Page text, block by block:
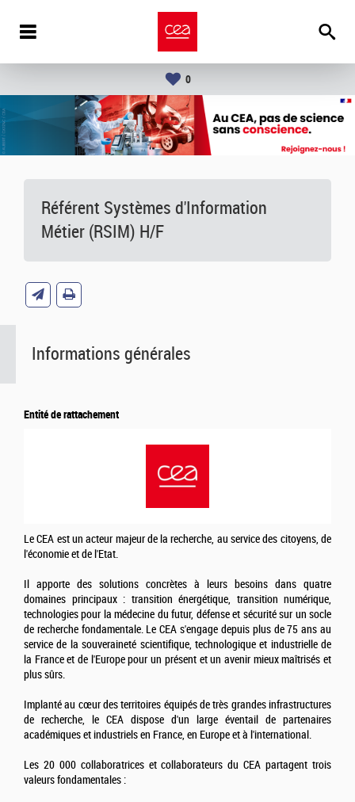
0
Référent Systèmes d'Information
Métier (RSIM) H/F
Informations générales
Entité de rattachement
Le CEA est un acteur majeur de la recherche, au service des citoyens, de
l'économie et de l'Etat.
Il apporte des solutions concrètes à leurs besoins dans quatre
domaines principaux : transition énergétique, transition numérique,
technologies pour la médecine du futur, défense et sécurité sur un socle
de recherche fondamentale. Le CEA s'engage depuis plus de 75 ans au
service de la souveraineté scientifique, technologique et industrielle de
la France et de l'Europe pour un présent et un avenir mieux maîtrisés et
plus sûrs.
Implanté au cœur des territoires équipés de très grandes infrastructures
de recherche, le CEA dispose d'un large éventail de partenaires
académiques et industriels en France, en Europe et à l'international.
Les 20 000 collaboratrices et collaborateurs du CEA partagent trois
valeurs fondamentales :